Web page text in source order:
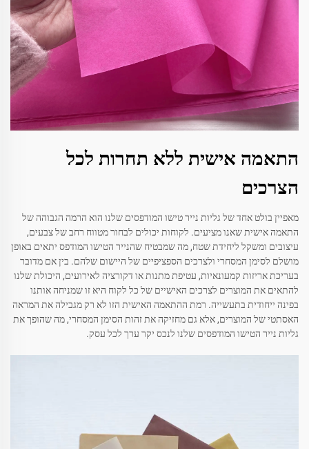
התאמה אישית ללא תחרות לכל
הצרכים
מאפיין בולט אחד של גליות נייר טישו המודפסים שלנו הוא הרמה הגבוהה של
התאמה אישית שאנו מציעים. לקוחות יכולים לבחור מטווח רחב של צבעים,
עיצובים ומשקל ליחידת שטח, מה שמבטיח שהנייר הטישו המודפס יתאים באופן
מושלם לסימן המסחרי ולצרכים הספציפיים של היישום שלהם. בין אם מדובר
בעריכת אריזות קמעונאיות, עטיפת מתנות או דקורציה לאירועים, היכולת שלנו
להתאים את המוצרים לצרכים האישיים של כל לקוח היא זו שמניחה אותנו
בפינה ייחודית בתעשייה. רמת ההתאמה האישית הזו לא רק מגבילה את המראה
האסתטי של המוצרים, אלא גם מחזיקה את זהות הסימן המסחרי, מה שהופך את
גליות נייר הטישו המודפסים שלנו לנכס יקר ערך לכל עסק.